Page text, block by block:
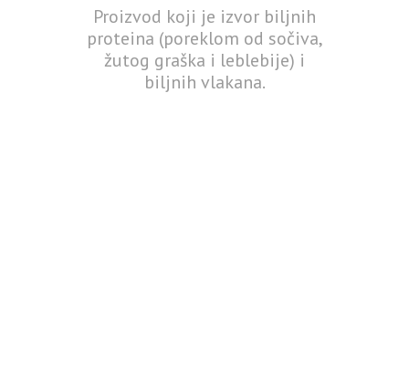
Proizvod koji je izvor biljnih
proteina (poreklom od sočiva,
žutog graška i leblebije) i
biljnih vlakana.